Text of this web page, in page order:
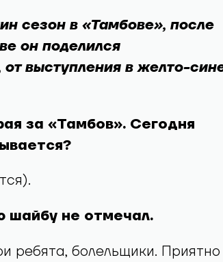
сезон в «Тамбове», после
он поделился
выступления в желто-
за «Тамбов». Сегодня
шайбу не отмечал.
ребята, болельщики. Приятно